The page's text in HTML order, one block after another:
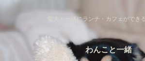
愛犬と一緒にランチ・カフェができ
わんこと一緒